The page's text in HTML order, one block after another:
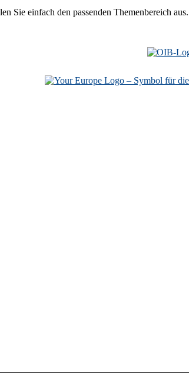
Sie einfach den passenden Themenbereich aus.